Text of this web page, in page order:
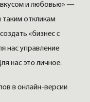
вкусом и любовью» —
таким откликам
«бизнес с
нас управление
нас это личное.
в онлайн-версии